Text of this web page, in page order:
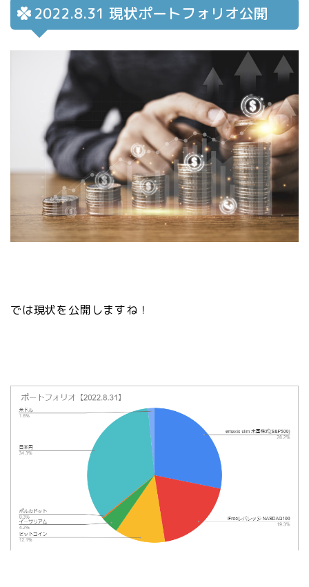
2022.8.31 現状ポートフォリオ公開
では現状を公開しますね！